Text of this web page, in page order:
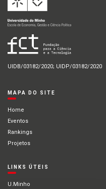
UIDB/03182/2020; UIDP/03182/2020
MAPA DO SITE
Home
Eventos
Rankings
Projetos
LINKS ÚTEIS
U.Minho